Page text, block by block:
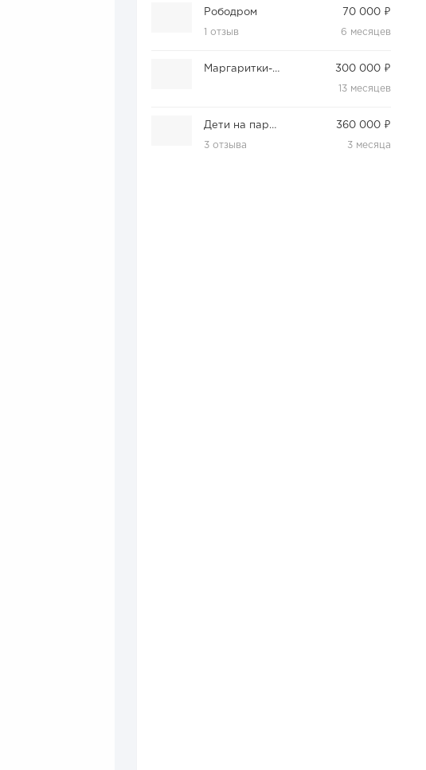
Рободром
1 отзыв
70 000 ₽
6 месяцев
Маргаритки-Васильки 300 000 ₽
13 месяцев
Дети на паркете
3 отзыва
360 000 ₽
3 месяца